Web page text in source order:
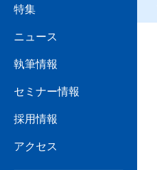
特集
ニュース
執筆情報
セミナー情報
採用情報
アクセス